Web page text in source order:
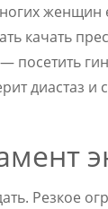
женщин
качать
диастаз и
Резкое